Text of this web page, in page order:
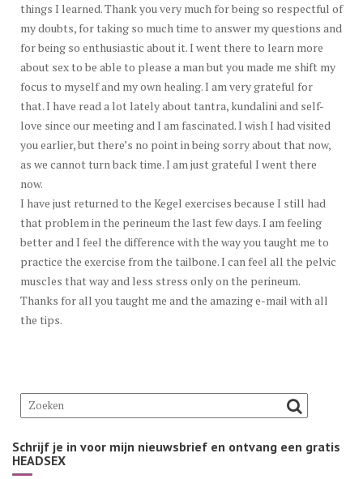
things I learned. Thank you very much for being so respectful of
my doubts, for taking so much time to answer my questions and
for being so enthusiastic about it. I went there to learn more
about sex to be able to please a man but you made me shift my
focus to myself and my own healing. I am very grateful for
that. I have read a lot lately about tantra, kundalini and self-
love since our meeting and I am fascinated. I wish I had visited
you earlier, but there’s no point in being sorry about that now,
as we cannot turn back time. I am just grateful I went there
now.
I have just returned to the Kegel exercises because I still had
that problem in the perineum the last few days. I am feeling
better and I feel the difference with the way you taught me to
practice the exercise from the tailbone. I can feel all the pelvic
muscles that way and less stress only on the perineum.
Thanks for all you taught me and the amazing e-mail with all
the tips.
Schrijf je in voor mijn nieuwsbrief en ontvang een gratis
HEADSEX